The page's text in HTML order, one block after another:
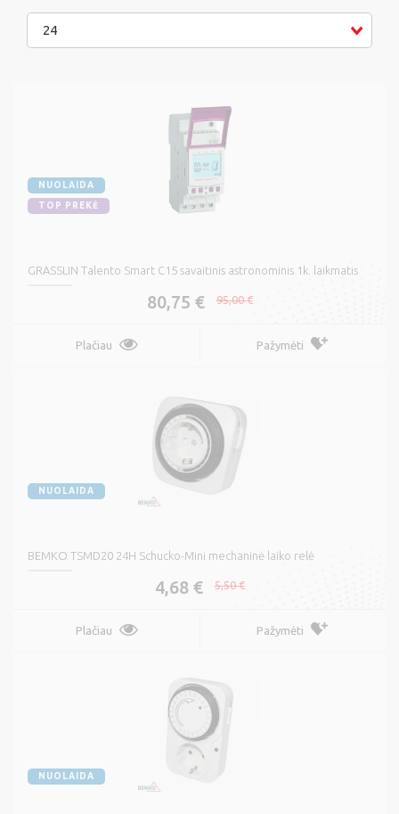
24
NUOLAIDA
TOP PREKĖ
GRASSLIN Talento Smart C15 savaitinis astronominis 1k. laikmatis
80,75 € 95,00 €
Plačiau Pažymėti
NUOLAIDA
BEMKO TSMD20 24H Schucko-Mini mechaninė laiko relė
4,68 € 5,50 €
Plačiau Pažymėti
NUOLAIDA